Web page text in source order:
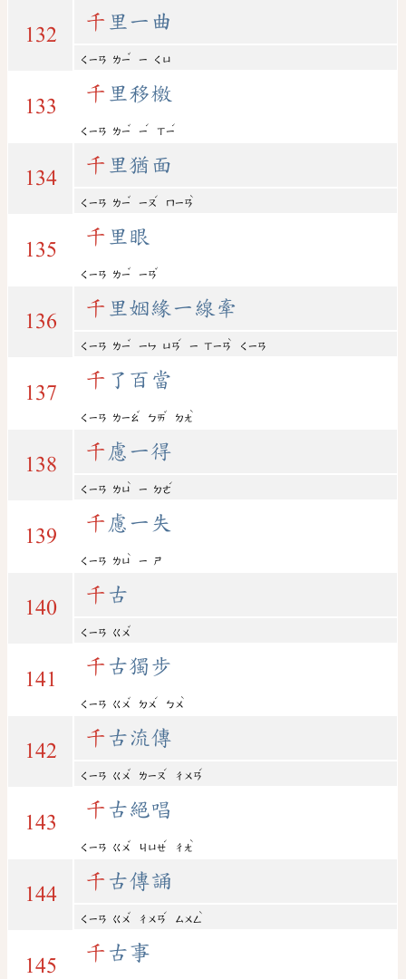
132
千 里一曲
ㄑㄧㄢ ㄌㄧ
ˇ
ㄧ ㄑㄩ
133
千 里移檄
ㄑㄧㄢ ㄌㄧ
ˇ
ㄧ
ˊ
ㄒㄧ
ˊ
134
千 里猶面
ㄑㄧㄢ ㄌㄧ
ˇ
ㄧㄡ
ˊ
ㄇㄧㄢ
ˋ
135
千 里眼
ㄑㄧㄢ ㄌㄧ
ˇ
ㄧㄢ
ˇ
136
千 里姻緣一線牽
ㄑㄧㄢ ㄌㄧ
ˇ
ㄧㄣ ㄩㄢ
ˊ
ㄧ ㄒㄧㄢ
ˋ
ㄑㄧㄢ
137
千 了百當
ㄑㄧㄢ ㄌㄧㄠ
ˇ
ㄅㄞ
ˇ
ㄉㄤ
ˋ
138
千 慮一得
ㄑㄧㄢ ㄌㄩ
ˋ
ㄧ ㄉㄜ
ˊ
139
千 慮一失
ㄑㄧㄢ ㄌㄩ
ˋ
ㄧ ㄕ
140
千 古
ㄑㄧㄢ ㄍㄨ
ˇ
141
千 古獨步
ㄑㄧㄢ ㄍㄨ
ˇ
ㄉㄨ
ˊ
ㄅㄨ
ˋ
142
千 古流傳
ㄑㄧㄢ ㄍㄨ
ˇ
ㄌㄧㄡ
ˊ
ㄔㄨㄢ
ˊ
143
千 古絕唱
ㄑㄧㄢ ㄍㄨ
ˇ
ㄐㄩㄝ
ˊ
ㄔㄤ
ˋ
144
千 古傳誦
ㄑㄧㄢ ㄍㄨ
ˇ
ㄔㄨㄢ
ˊ
ㄙㄨㄥ
ˋ
145
千 古事